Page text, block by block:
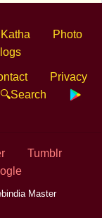
Katha
Photo
Privacy
🔍Search
Tumblr
Master